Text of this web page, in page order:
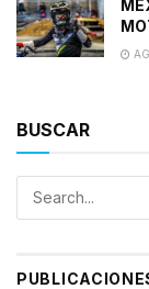
BUSCAR